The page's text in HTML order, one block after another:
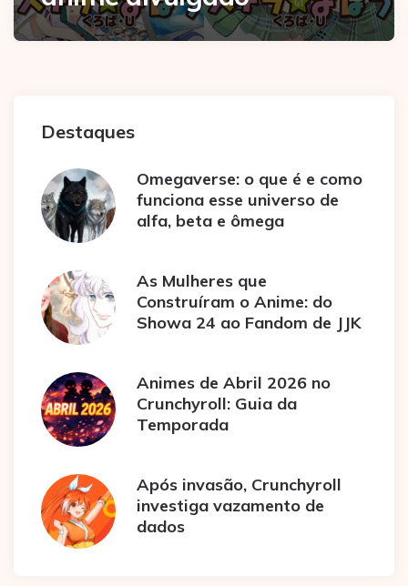
Destaques
Omegaverse: o que é e como
funciona esse universo de
alfa, beta e ômega
As Mulheres que
Construíram o Anime: do
Showa 24 ao Fandom de JJK
Animes de Abril 2026 no
Crunchyroll: Guia da
Temporada
Após invasão, Crunchyroll
investiga vazamento de
dados